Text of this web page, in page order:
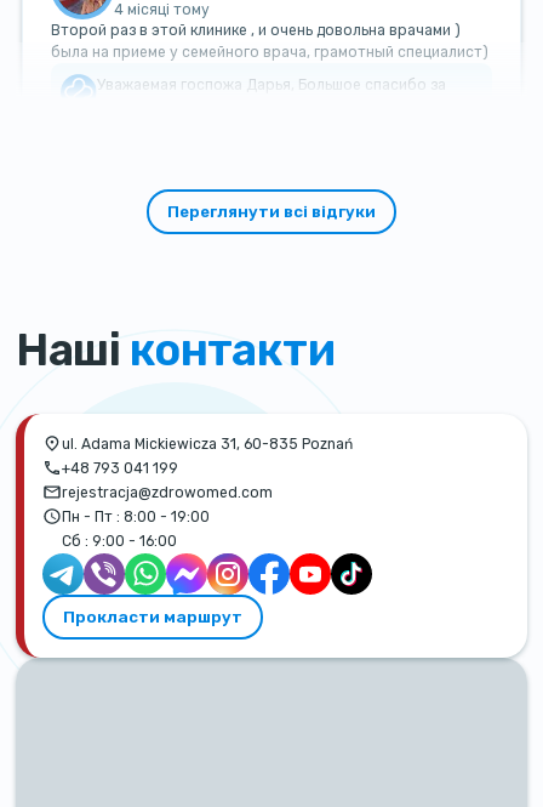
4 місяці тому
Второй раз в этой клинике , и очень довольна врачами )
была на приеме у семейного врача, грамотный специалист)
Уважаемая госпожа Дарья, Большое спасибо за
Переглянути всі відгуки
Наші контакти
ul. Adama Mickiewicza 31, 60-835 Poznań
+48 793 041 199
rejestracja@zdrowomed.com
Пн - Пт : 8:00 - 19:00
Сб : 9:00 - 16:00
Прокласти маршрут